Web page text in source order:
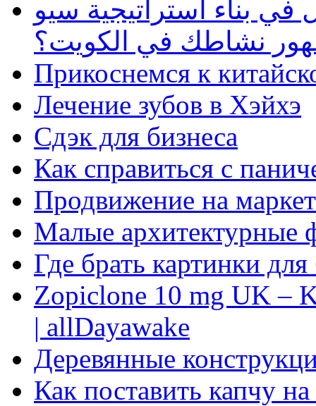
بناء استراتيجية سيو
نشاطك في الكويت؟
Прикоснемся к
Лечение зубов в Хэйхэ
Сдэк для бизнеса
Как справиться с
Продвижение на
Малые архитектурные
Где брать картинки
Zopiclone 10 mg UK –
| allDayawake
Деревянные
Как поставить капчу